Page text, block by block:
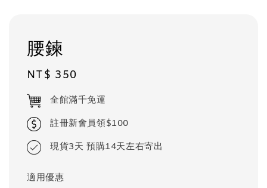
腰鍊
Regular
price
NT$ 350
全館滿千免運
註冊新會員領$100
現貨3天 預購14天左右寄出
適用優惠